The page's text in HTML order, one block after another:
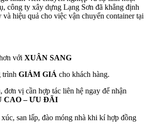
công ty xây dựng Lạng Sơn đã khẳng định
hiệu quả cho việc vận chuyển container tại
với XUÂN SANG
trình GIẢM GIÁ cho khách hàng.
đơn vị cần hợp tác liên hệ ngay để nhận
CAO – ƯU ĐÃI
san lấp, đào móng nhà khi kí hợp đồng